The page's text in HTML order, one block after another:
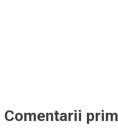
Comentarii